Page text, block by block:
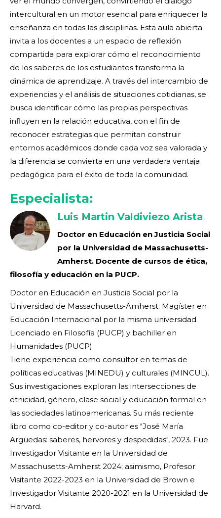
intercultural en un motor esencial para enriquecer la
enseñanza en todas las disciplinas. Esta aula abierta
invita a los docentes a un espacio de reflexión
compartida para explorar cómo el reconocimiento
de los saberes de los estudiantes transforma la
dinámica de aprendizaje. A través del intercambio de
experiencias y el análisis de situaciones cotidianas, se
busca identificar cómo las propias perspectivas
influyen en la relación educativa, con el fin de
reconocer estrategias que permitan construir
entornos académicos donde cada voz sea valorada y
la diferencia se convierta en una verdadera ventaja
pedagógica para el éxito de toda la comunidad.
Especialista:
Luis Martin Valdiviezo Arista
Doctor en Educación en Justicia Social
por la Universidad de Massachusetts-
Amherst. Docente de cursos de ética,
filosofía y educación en la PUCP.
Doctor en Educación en Justicia Social por la
Universidad de Massachusetts-Amherst. Magíster en
Educación Internacional por la misma universidad.
Licenciado en Filosofía (PUCP) y bachiller en
Humanidades (PUCP).
Tiene experiencia como consultor en temas de
políticas educativas (MINEDU) y culturales (MINCUL).
Sus investigaciones exploran las intersecciones de
etnicidad, género, clase social y educación formal en
las sociedades latinoamericanas. Su más reciente
libro como co-editor y co-autor es "José María
Arguedas: saberes, hervores y despedidas", 2023. Fue
Investigador Visitante en la Universidad de
Massachusetts-Amherst 2024; asimismo, Profesor
Visitante 2022-2023 en la Universidad de Brown e
Investigador Visitante 2020-2021 en la Universidad de
Harvard.